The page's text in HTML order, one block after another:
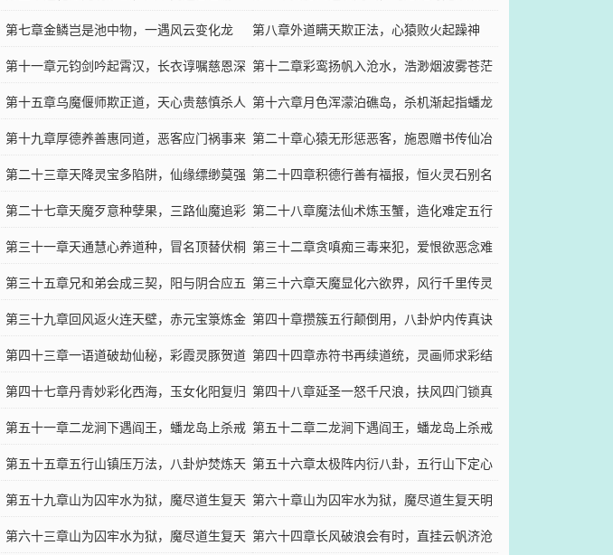
第七章金鳞岂是池中物，一遇风云变化龙
第八章外道瞒天欺正法，心猿败火起躁神
第十一章元钧剑吟起霄汉，长衣谆嘱慈恩深 第十二章彩鸾扬帆入沧水，浩渺烟波雾苍茫
第十五章乌魔偃师欺正道，天心贵慈慎杀人 第十六章月色浑濛泊礁岛，杀机渐起指蟠龙
第十九章厚德养善惠同道，恶客应门祸事来 第二十章心猿无形惩恶客，施恩赠书传仙冶
第二十三章天降灵宝多陷阱，仙缘缥缈莫强
求
第二十四章积德行善有福报，恒火灵石别名
传
第二十七章天魔歹意种孽果，三路仙魔追彩
鸾
第二十八章魔法仙术炼玉蟹，造化难定五行
法
第三十一章天通慧心养道种，冒名顶替伏桐
君
第三十二章贪嗔痴三毒来犯，爱恨欲恶念难
消（上）
第三十五章兄和弟会成三契，阳与阴合应五
行
第三十六章天魔显化六欲界，风行千里传灵
音
第三十九章回风返火连天壁，赤元宝箓炼金
精
第四十章攒簇五行颠倒用，八卦炉内传真诀
第四十三章一语道破劫仙秘，彩霞灵豚贺道
衍
第四十四章赤符书再续道统，灵画师求彩结
缘
第四十七章丹青妙彩化西海，玉女化阳复归
阴（下）
第四十八章延圣一怒千尺浪，扶风四门锁真
龙
第五十一章二龙涧下遇阎王，蟠龙岛上杀戒
开（上）
第五十二章二龙涧下遇阎王，蟠龙岛上杀戒
开（下）
第五十五章五行山镇压万法，八卦炉焚炼天
地
第五十六章太极阵内衍八卦，五行山下定心
猿
第五十九章山为囚牢水为狱，魔尽道生复天
明（上）
第六十章山为囚牢水为狱，魔尽道生复天明
(中）
第六十三章山为囚牢水为狱，魔尽道生复天 第六十四章长风破浪会有时，直挂云帆济沧